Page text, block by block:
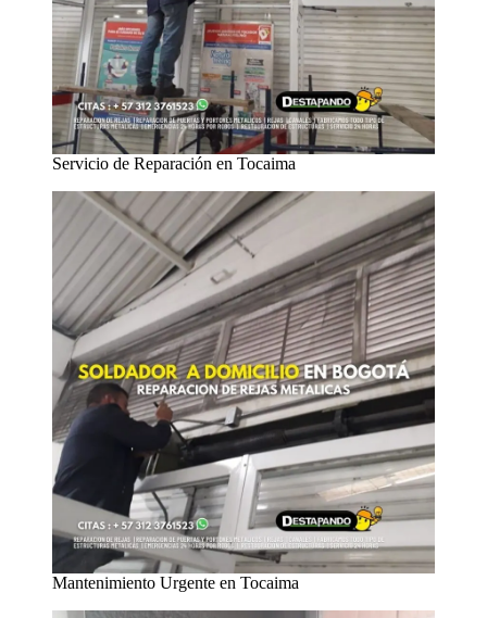
Servicio de Reparación en Tocaima
Mantenimiento Urgente en Tocaima